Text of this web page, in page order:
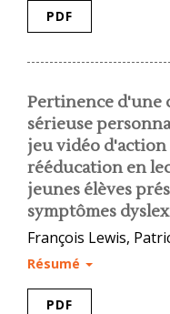
PDF
Pertinence d'une
sérieuse
jeu vidéo d'action
rééducation en
jeunes élèves
symptômes
François Lewis,
Résumé
PDF